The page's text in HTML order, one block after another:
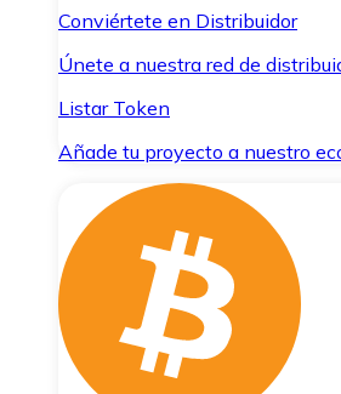
Conviértete en Distribuidor
Únete a nuestra red de
Listar Token
Añade tu proyecto a nuestro